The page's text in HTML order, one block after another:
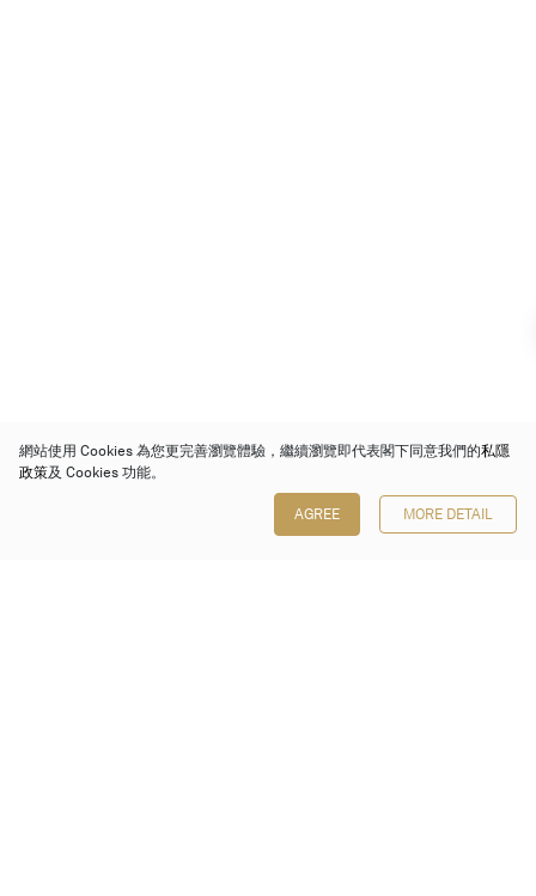
網站使用 Cookies 為您更完善瀏覽體驗，繼續瀏覽即代表閣下同意我們的私隱
政策及 Cookies 功能。
AGREE MORE DETAIL